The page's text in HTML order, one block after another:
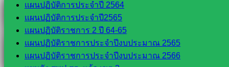
แผนปฏิบัติการประจำปี 2564
แผนปฏิบัติการประจำปี2565
แผนปฏิบัติราชการ 2 ปี 64-65
แผนปฏิบัติราชการประจำปีงบประมาณ 2565
แผนปฏิบัติราชการประจำปีงบประมาณ 2566